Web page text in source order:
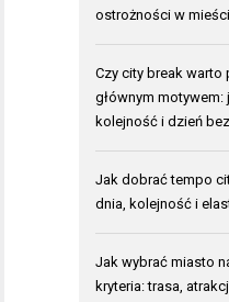
ostrożności w
Czy city break warto
głównym motywem:
kolejność i dzień
Jak dobrać tempo
dnia, kolejność i
Jak wybrać miasto
kryteria: trasa,